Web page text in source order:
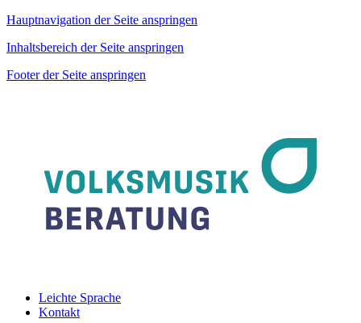
Hauptnavigation der Seite anspringen
Inhaltsbereich der Seite anspringen
Footer der Seite anspringen
Leichte Sprache
Kontakt